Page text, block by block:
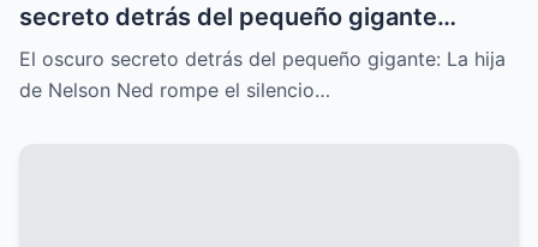
secreto detrás del pequeño gigante
Nelson Ned sale a la luz cuando su hija
rompe el silencio y deja al mundo en shock
El oscuro secreto detrás del pequeño gigante: La hija
de Nelson Ned rompe el silencio…